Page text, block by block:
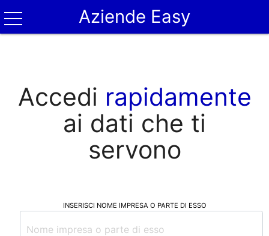
Aziende Easy
Accedi rapidamente
ai dati che ti
servono
INSERISCI NOME IMPRESA O PARTE DI ESSO